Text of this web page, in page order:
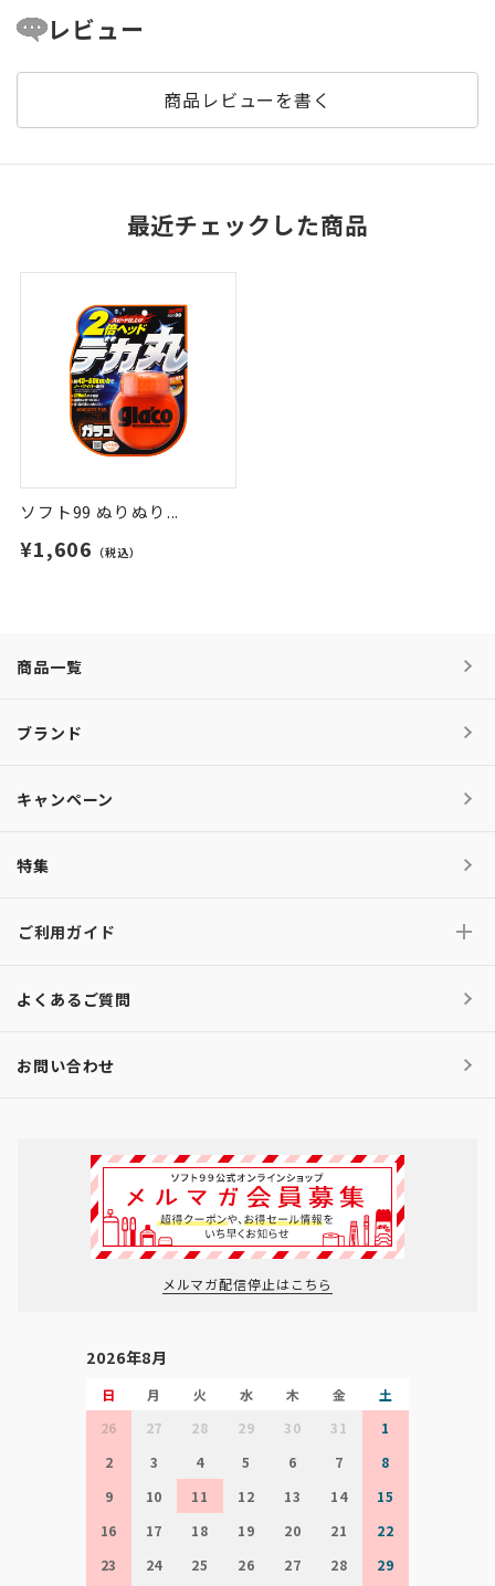
レビュー
商品レビューを書く
最近チェックした商品
ソフト99 ぬりぬり...
¥1,606 （税込）
商品一覧
ブランド
キャンペーン
特集
ご利用ガイド
よくあるご質問
お問い合わせ
メルマガ配信停止はこちら
2026年8月
日 月 火 水 木 金
土
26
27 28 29 30 31
1
2
3 4 5 6 7
8
9
10 11 12 13 14
15
16
17 18 19 20 21
22
23
24 25 26 27 28 29